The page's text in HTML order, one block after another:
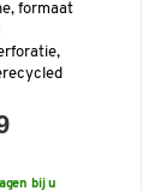
formaat
bij u